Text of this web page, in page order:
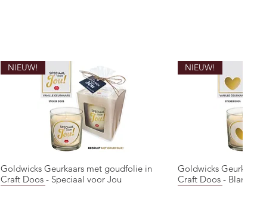
Quick View
NIEUW!
Goldwicks Geurkaars met goudfolie in
Craft Doos - Speciaal voor Jou
NIEUW!
Goldwicks
Craft Doos -